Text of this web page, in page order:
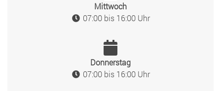
Mittwoch
07:00 bis 16:00 Uhr
Donnerstag
07:00 bis 16:00 Uhr